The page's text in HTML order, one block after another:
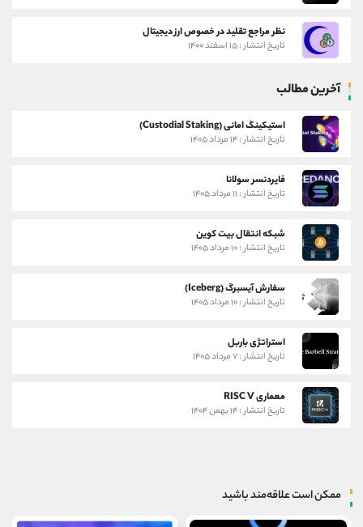
نظر مراجع تقلید در خصوص ارز دیجیتال
تاریخ انتشار : ۱۵ اسفند ۱۴۰۰
آخرین مطالب
استیکینگ امانی (Custodial Staking)
تاریخ انتشار : ۱۴ مرداد ۱۴۰۵
فایردنسر سولانا
تاریخ انتشار : ۱۱ مرداد ۱۴۰۵
شبکه انتقال بیت کوین
تاریخ انتشار : ۱۰ مرداد ۱۴۰۵
سفارش آیسبرگ (Iceberg)
تاریخ انتشار : ۱۰ مرداد ۱۴۰۵
استراتژی باربل
تاریخ انتشار : ۷ مرداد ۱۴۰۵
معماری RISC V
تاریخ انتشار : ۱۴ بهمن ۱۴۰۴
ممکن است علاقه‌مند باشید